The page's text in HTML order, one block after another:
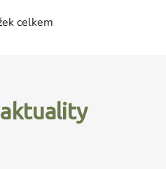
O
a
c
celkem